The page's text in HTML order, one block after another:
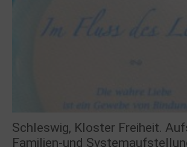
Schleswig, Kloster Freiheit.
Familien-und